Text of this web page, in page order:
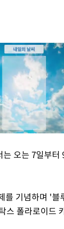
오는 7일부
를 기념하며 '
스 폴라로이드